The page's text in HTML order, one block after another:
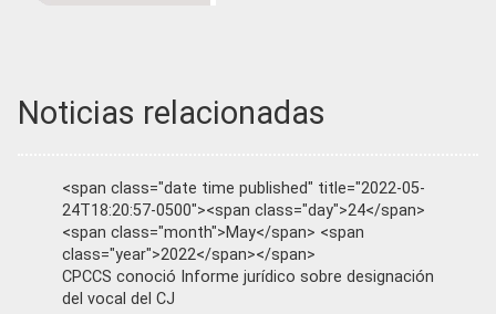
Noticias relacionadas
<span class="date time published" title="2022-05-
24T18:20:57-0500"><span class="day">24</span>
<span class="month">May</span> <span
class="year">2022</span></span>
CPCCS conoció Informe jurídico sobre designación
del vocal del CJ